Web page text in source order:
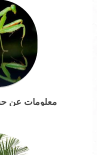
معلومات عن